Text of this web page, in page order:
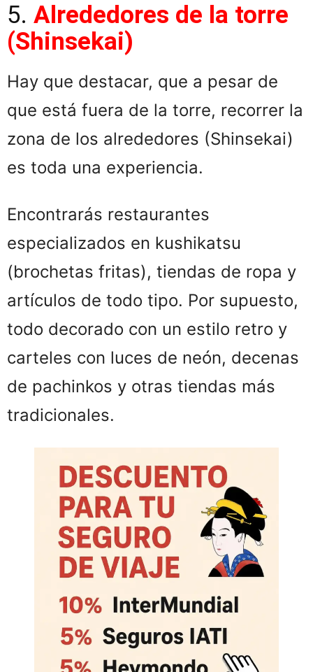
5. Alrededores de la torre
(Shinsekai)
Hay que destacar, que a pesar de
que está fuera de la torre, recorrer la
zona de los alrededores (Shinsekai)
es toda una experiencia.
Encontrarás restaurantes
especializados en kushikatsu
(brochetas fritas), tiendas de ropa y
artículos de todo tipo. Por supuesto,
todo decorado con un estilo retro y
carteles con luces de neón, decenas
de pachinkos y otras tiendas más
tradicionales.